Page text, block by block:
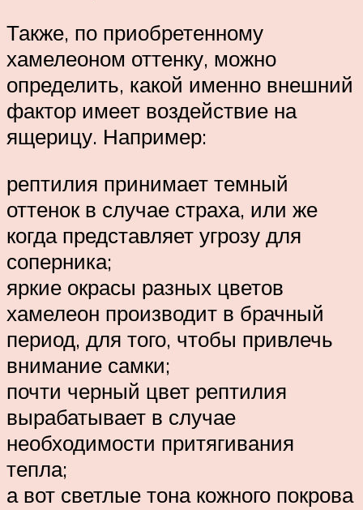
Также, по приобретенному
хамелеоном оттенку, можно
определить, какой именно внешний
фактор имеет воздействие на
ящерицу. Например:
рептилия принимает темный
оттенок в случае страха, или же
когда представляет угрозу для
соперника;
яркие окрасы разных цветов
хамелеон производит в брачный
период, для того, чтобы привлечь
внимание самки;
почти черный цвет рептилия
вырабатывает в случае
необходимости притягивания
тепла;
а вот светлые тона кожного покрова